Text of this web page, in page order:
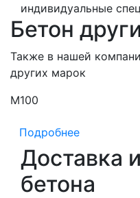
индивидуальные
Бетон
Также в нашей
других марок
М100
Подробнее
Доставка
бетона